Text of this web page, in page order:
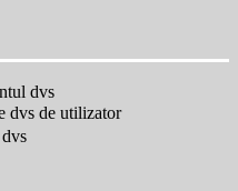
dvs
dvs de utilizator